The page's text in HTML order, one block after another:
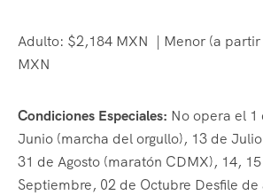
Adulto: $2,184 MXN | Menor (a partir
MXN
Condiciones Especiales: No opera el 1
Junio (marcha del orgullo), 13 de
31 de Agosto (maratón CDMX), 14,
Septiembre, 02 de Octubre Desfile